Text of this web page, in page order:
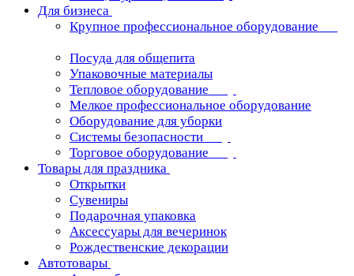
Для бизнеса
Крупное профессиональное оборудование
Посуда для общепита
Упаковочные материалы
Тепловое оборудование
Мелкое профессиональное оборудование
Оборудование для уборки
Системы безопасности
Торговое оборудование
Товары для праздника
Открытки
Сувениры
Подарочная упаковка
Аксессуары для вечеринок
Рождественские декорации
Автотовары